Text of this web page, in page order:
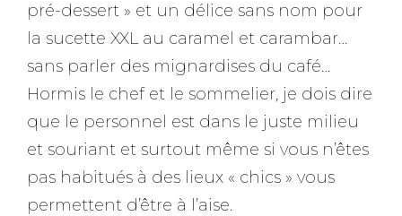
pré-dessert » et un délice sans nom pour
la sucette XXL au caramel et carambar…
sans parler des mignardises du café…
Hormis le chef et le sommelier, je dois dire
que le personnel est dans le juste milieu
et souriant et surtout même si vous n’êtes
pas habitués à des lieux « chics » vous
permettent d’être à l’aise.